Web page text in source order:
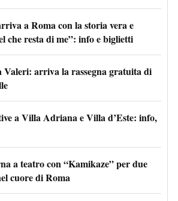
a Roma con la storia vera e
che resta di me”: info e biglietti
Valeri: arriva la rassegna gratuita di
a Villa Adriana e Villa d’Este: info,
a teatro con “Kamikaze” per due
cuore di Roma